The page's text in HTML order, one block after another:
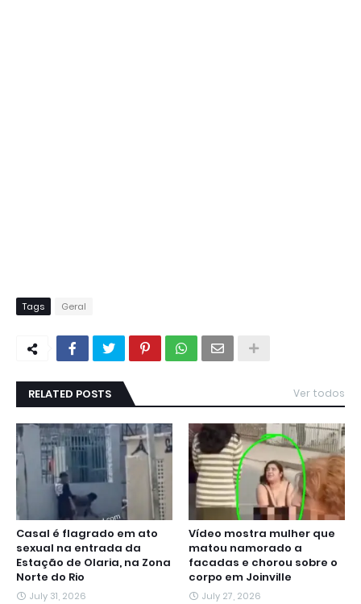
Tags Geral
RELATED POSTS Ver todos
Casal é flagrado em ato
sexual na entrada da
Estação de Olaria, na Zona
Norte do Rio
July 31, 2026
Vídeo mostra mulher que
matou namorado a
facadas e chorou sobre o
corpo em Joinville
July 27, 2026